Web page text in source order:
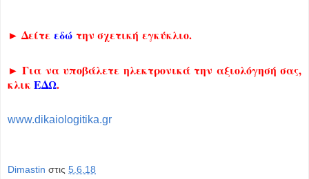
► Δείτε εδώ την σχετική εγκύκλιο.
► Για να υποβάλετε ηλεκτρονικά την αξιολόγησή σας,
κλικ ΕΔΩ.
www.dikaiologitika.gr
Dimastin στις 5.6.18